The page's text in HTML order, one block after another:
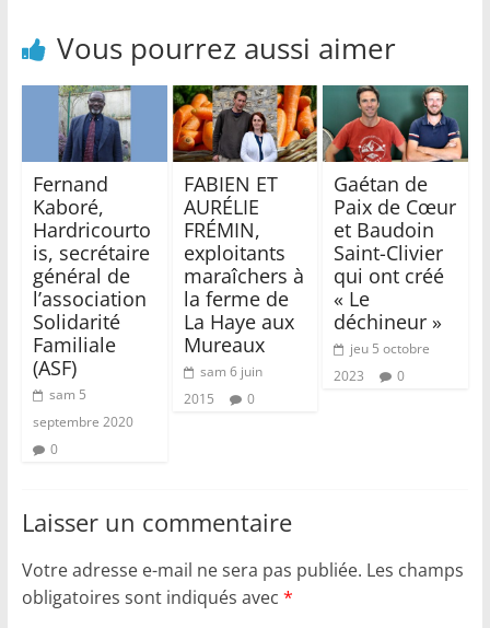
Vous pourrez aussi aimer
Fernand
Kaboré,
Hardricourto
is, secrétaire
général de
l’association
Solidarité
Familiale
(ASF)
sam 5
septembre 2020
0
FABIEN ET
AURÉLIE
FRÉMIN,
exploitants
maraîchers à
la ferme de
La Haye aux
Mureaux
sam 6 juin
2015
0
Gaétan de
Paix de Cœur
et Baudoin
Saint-Clivier
qui ont créé
« Le
déchineur »
jeu 5 octobre
2023
0
Laisser un commentaire
Votre adresse e-mail ne sera pas publiée. Les champs
obligatoires sont indiqués avec *